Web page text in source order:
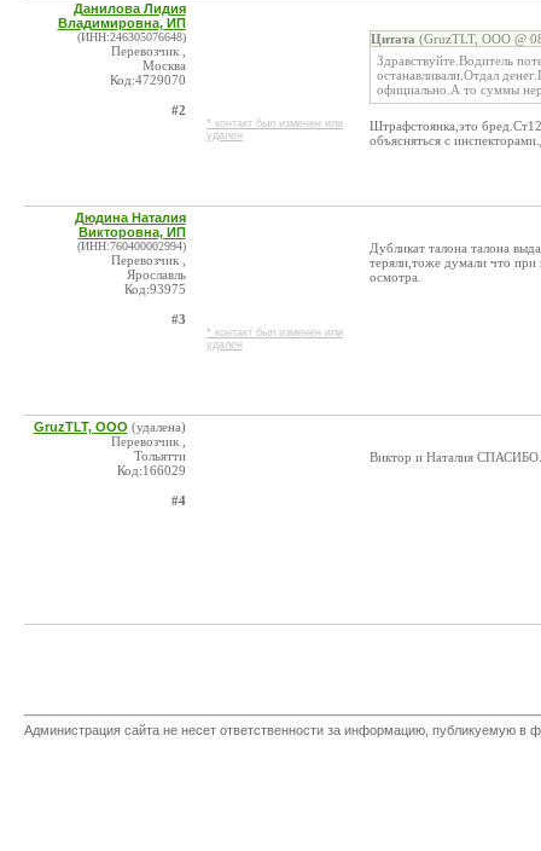
Данилова Лидия
Владимировна, ИП
(ИНН:246305076648)
Перевозчик ,
Москва
Код:4729070
#2
* контакт был изменен или
удален
Цитата (GruzTLT, ООО @
Здравствуйте.Водитель
останавливали.Отдал
официально.А то суммы
Штрафстоянка,это
объясняться с
Дюдина Наталия
Викторовна, ИП
(ИНН:760400002994)
Перевозчик ,
Ярославль
Код:93975
#3
* контакт был изменен или
удален
Дубликат талона талона
теряли,тоже думали что при
осмотра.
GruzTLT, ООО (удалена)
Перевозчик ,
Тольятти
Код:166029
#4
Виктор и Наталия
Администрация сайта не несет ответственности за информацию, публикуемую